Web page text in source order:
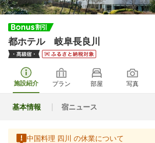
都ホテル 岐阜長良川
施設紹介 プラン 部屋 写真
基本情報 宿ニュース
中国料理 四川 の休業について